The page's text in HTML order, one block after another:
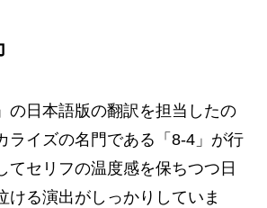
の日本語版の翻訳を担当したの
ライズの名門である「8-4」が行
てセリフの温度感を保ちつつ日
ける演出がしっかりしていま